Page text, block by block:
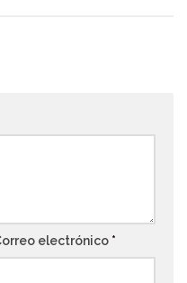
electrónico *